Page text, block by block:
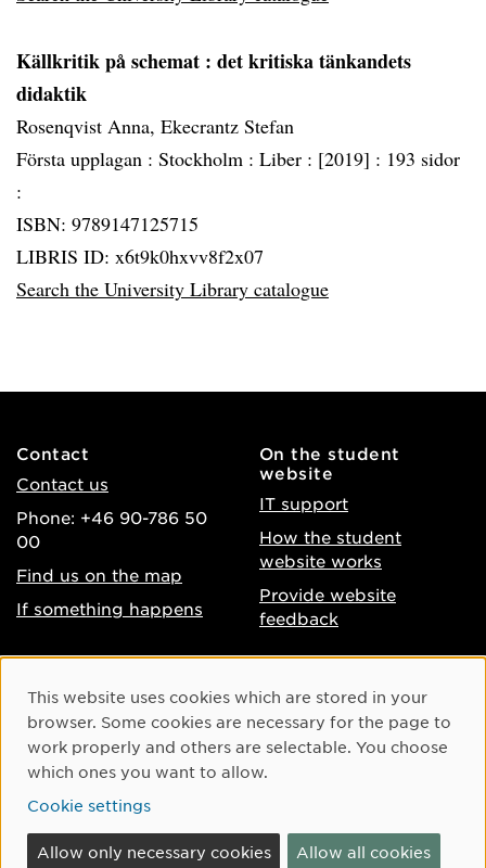
Källkritik på schemat : det kritiska tänkandets
didaktik
Rosenqvist Anna, Ekecrantz Stefan
Första upplagan : Stockholm : Liber : [2019] : 193 sidor
:
ISBN: 9789147125715
LIBRIS ID: x6t9k0hxvv8f2x07
Search the University Library catalogue
Contact
Contact us
Phone: +46 90-786 50
00
Find us on the map
If something happens
On the student
website
IT support
How the student
website works
Provide website
feedback
Accessibility of umu.se
Processing of personal
data
Cookie settings
Instagram
Youtube
Cookie Consent
This website uses cookies which are stored in your
browser. Some cookies are necessary for the page to
work properly and others are selectable. You choose
which ones you want to allow.
Cookie settings
Allow only necessary cookies Allow all cookies